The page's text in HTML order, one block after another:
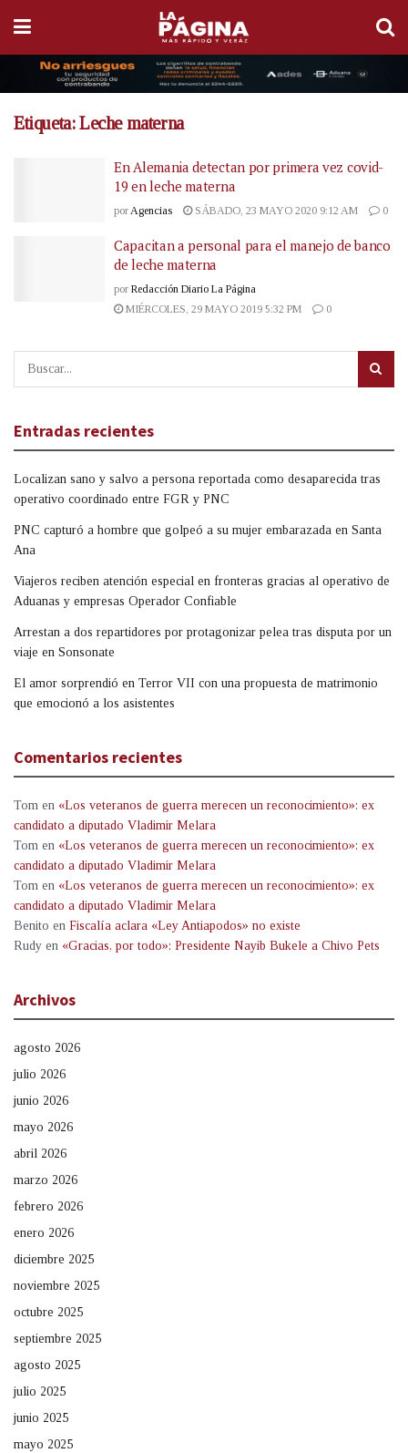
Etiqueta:Leche materna
En Alemania detectan por primera vez covid-
19 en leche materna
por Agencias SÁBADO, 23 MAYO 2020 9:12 AM 0
Capacitan a personal para el manejo de banco
de leche materna
por Redacción Diario La Página
MIÉRCOLES, 29 MAYO 2019 5:32 PM
0
Entradas recientes
Localizan sano y salvo a persona reportada como desaparecida tras
operativo coordinado entre FGR y PNC
PNC capturó a hombre que golpeó a su mujer embarazada en Santa
Ana
Viajeros reciben atención especial en fronteras gracias al operativo de
Aduanas y empresas Operador Confiable
Arrestan a dos repartidores por protagonizar pelea tras disputa por un
viaje en Sonsonate
El amor sorprendió en Terror VII con una propuesta de matrimonio
que emocionó a los asistentes
Comentarios recientes
Tom en «Los veteranos de guerra merecen un reconocimiento»: ex
candidato a diputado Vladimir Melara
Tom en «Los veteranos de guerra merecen un reconocimiento»: ex
candidato a diputado Vladimir Melara
Tom en «Los veteranos de guerra merecen un reconocimiento»: ex
candidato a diputado Vladimir Melara
Benito en Fiscalía aclara «Ley Antiapodos» no existe
Rudy en «Gracias, por todo»: Presidente Nayib Bukele a Chivo Pets
Archivos
agosto 2026
julio 2026
junio 2026
mayo 2026
abril 2026
marzo 2026
febrero 2026
enero 2026
diciembre 2025
noviembre 2025
octubre 2025
septiembre 2025
agosto 2025
julio 2025
junio 2025
mayo 2025